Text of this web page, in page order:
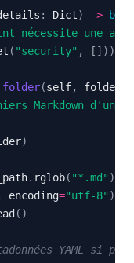
: Dict) ->
bool
nécessite une
( "security" , [ ] ) )
(self, folder
Markdown d'un
)
. rglob( "*.md" )
encoding="utf-8" )
( )
YAML si